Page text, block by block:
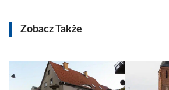
Zobacz Także